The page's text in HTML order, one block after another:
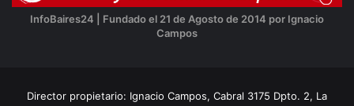
InfoBaires24 | Fundado el 21 de Agosto de 2014 por Ignacio
Campos
Director propietario: Ignacio Campos, Cabral 3175 Dpto. 2, La